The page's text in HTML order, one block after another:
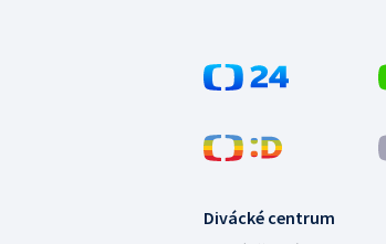
Divácké centrum